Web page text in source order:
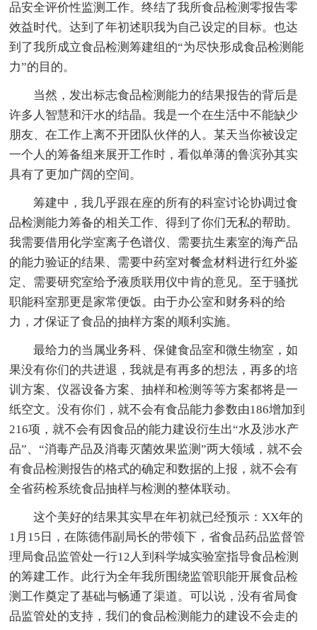
品安全评价性监测工作。终结了我所食品检测零报告零
效益时代。达到了年初述职我为自己设定的目标。也达
到了我所成立食品检测筹建组的“为尽快形成食品检测能
力”的目的。
当然，发出标志食品检测能力的结果报告的背后是
许多人智慧和汗水的结晶。我是一个在生活中不能缺少
朋友、在工作上离不开团队伙伴的人。某天当你被设定
一个人的筹备组来展开工作时，看似单薄的鲁滨孙其实
具有了更加广阔的空间。
筹建中，我几乎跟在座的所有的科室讨论协调过食
品检测能力筹备的相关工作、得到了你们无私的帮助。
我需要借用化学室离子色谱仪、需要抗生素室的海产品
的能力验证的结果、需要中药室对餐盒材料进行红外鉴
定、需要研究室给予液质联用仪中肯的意见。至于骚扰
职能科室那更是家常便饭。由于办公室和财务科的给
力，才保证了食品的抽样方案的顺利实施。
最给力的当属业务科、保健食品室和微生物室，如
果没有你们的共进退，我就是有再多的想法，再多的培
训方案、仪器设备方案、抽样和检测等等方案都将是一
纸空文。没有你们，就不会有食品能力参数由186增加到
216项，就不会有因食品的能力建设衍生出“水及涉水产
品”、“消毒产品及消毒灭菌效果监测”两大领域，就不会
有食品检测报告的格式的确定和数据的上报，就不会有
全省药检系统食品抽样与检测的整体联动。
这个美好的结果其实早在年初就已经预示：XX年的
1月15日，在陈德伟副局长的带领下，省食品药品监督管
理局食品监管处一行12人到科学城实验室指导食品检测
的筹建工作。此行为全年我所围绕监管职能开展食品检
测工作奠定了基础与畅通了渠道。可以说，没有省局食
品监管处的支持，我们的食品检测能力的建设不会走的